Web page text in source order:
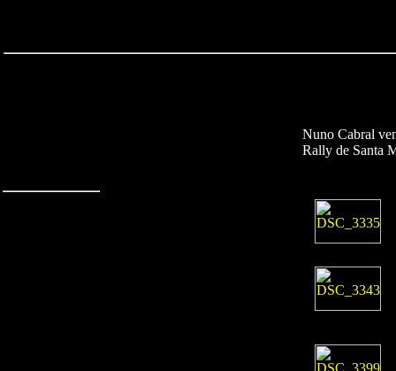
Nuno Cabral
Rally de Santa